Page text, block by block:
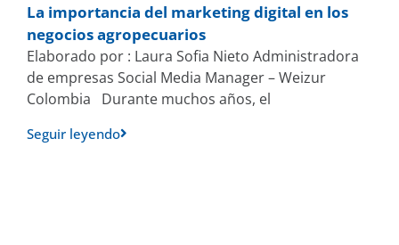
La importancia del marketing digital en los
negocios agropecuarios
Elaborado por : Laura Sofia Nieto Administradora
de empresas Social Media Manager – Weizur
Colombia Durante muchos años, el
Seguir leyendo